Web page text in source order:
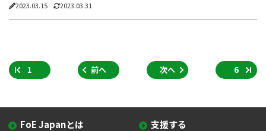
2023.03.15 2023.03.31
1 前へ 次へ 6
FoE Japanとは 支援する